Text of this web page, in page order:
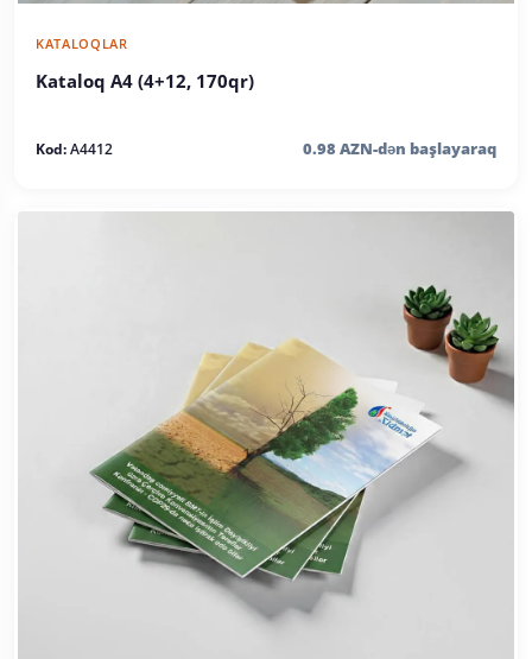
KATALOQLAR
Kataloq A4 (4+12, 170qr)
Kod:A4412 0.98 AZN-dən başlayaraq